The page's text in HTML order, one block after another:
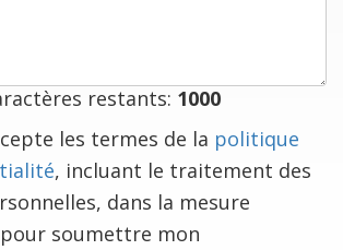
restants: 1000
les termes de la politique
, incluant le traitement des
dans la mesure
pour soumettre mon